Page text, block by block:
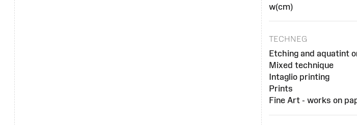
w(cm)
TECHNEG
Etching and aquatint
Mixed technique
Intaglio printing
Prints
Fine Art - works on